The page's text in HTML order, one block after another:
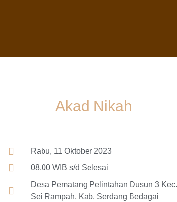
Akad Nikah
Rabu, 11 Oktober 2023
08.00 WIB s/d Selesai
Desa Pematang Pelintahan Dusun 3 Kec.
Sei Rampah, Kab. Serdang Bedagai